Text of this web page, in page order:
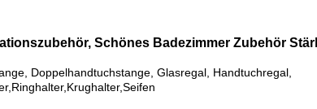
Schönes Badezimmer Zubehör
Doppelhandtuchstange, Glasregal, Handtuchregal,